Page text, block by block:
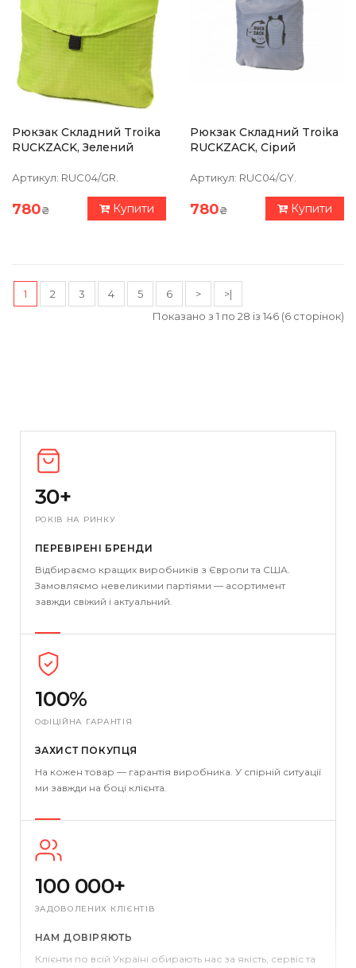
Рюкзак Складний Troika
RUCKZACK, Зелений
Артикул: RUC04/GR.
780₴ Купити
Рюкзак Складний Troika
RUCKZACK, Сірий
Артикул: RUC04/GY.
780₴ Купити
1 2 3 4 5 6 >
>|
Показано з 1 по 28 із 146 (6 сторінок)
30+
РОКІВ НА РИНКУ
ПЕРЕВІРЕНІ БРЕНДИ
Відбираємо кращих виробників з Європи та США.
Замовляємо невеликими партіями — асортимент
завжди свіжий і актуальний.
100%
ОФІЦІЙНА ГАРАНТІЯ
ЗАХИСТ ПОКУПЦЯ
На кожен товар — гарантія виробника. У спірній ситуації
ми завжди на боці клієнта.
100 000+
ЗАДОВОЛЕНИХ КЛІЄНТІВ
НАМ ДОВІРЯЮТЬ
Клієнти по всій Україні обирають нас за якість, сервіс та